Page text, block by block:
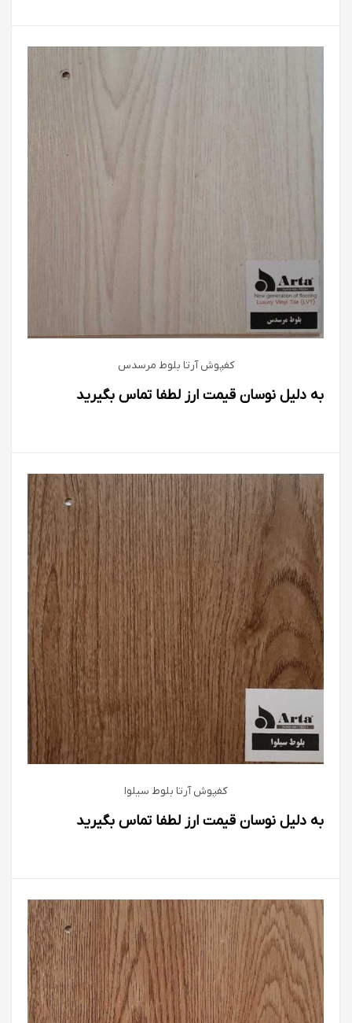
کفپوش آرتا بلوط مرسدس
به دلیل نوسان قیمت ارز لطفا تماس بگیرید
کفپوش آرتا بلوط سیلوا
به دلیل نوسان قیمت ارز لطفا تماس بگیرید